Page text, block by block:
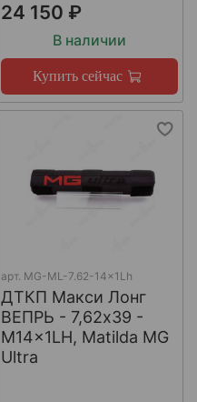
24 150 ₽
В наличии
Купить сейчас
арт. MG-ML-7.62-14x1Lh
ДТКП Макси Лонг
ВЕПРЬ - 7,62x39 -
M14x1LH, Matilda MG
Ultra